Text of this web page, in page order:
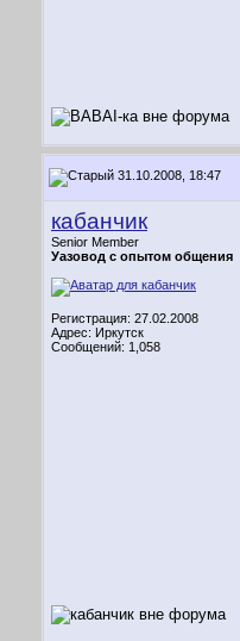
31.10.2008, 18:47
кабанчик
Senior Member
Уазовод с опытом общения
Регистрация: 27.02.2008
Адрес: Иркутск
Сообщений: 1,058